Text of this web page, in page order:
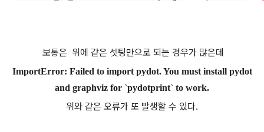
보통은 위에 같은 셋팅만으로 되는 경우가 많은데
ImportError: Failed to import pydot. You must install pydot
and graphviz for `pydotprint` to work.
위와 같은 오류가 또 발생할 수 있다.